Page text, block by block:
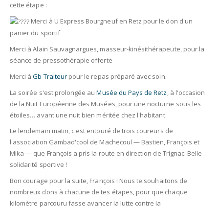
cette étape :
Merci à U Express Bourgneuf en Retz pour le don d'un
panier du sportif
Merci à Alain Sauvagnargues, masseur-kinésithérapeute, pour la
séance de pressothérapie offerte
Merci àGb Traiteurpour le repas préparé avec soin.
La soirée s'est prolongée auMusée du Pays de Retz , à l'occasion
de la Nuit Européenne des Musées, pour une nocturne sous les
étoiles… avant une nuit bien méritée chez l'habitant.
Le lendemain matin, c'est entouré de trois coureurs de
l'association Gambad'cool de Machecoul — Bastien, François et
Mika — que François a pris la route en direction de Trignac. Belle
solidarité sportive !
Bon courage pour la suite, François ! Nous te souhaitons de
nombreux dons à chacune de tes étapes, pour que chaque
kilomètre parcouru fasse avancer la lutte contre la